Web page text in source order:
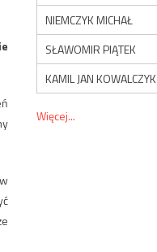
NIEMCZYK MICHAŁ
SŁAWOMIR PIĄTEK
KAMIL JAN KOWALCZYK
Więcej...